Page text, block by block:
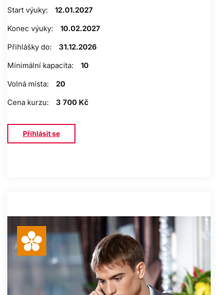
Start výuky:
12.01.2027
Konec výuky:
10.02.2027
Přihlášky do:
31.12.2026
Minimální kapacita:
10
Volná místa:
20
Cena kurzu:
3 700 Kč
Přihlásit se